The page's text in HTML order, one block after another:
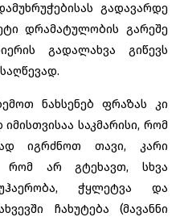
გადავარდე
დრამატულობის გარეშე
გადალახვა გიწევს
ნახსენებ ფრაზას კი
საკმარისი, რომ
იგრძნოთ თავი, კარი
რომ არ გტეხავთ, სხვა
ჭყლეტვა და
ჩახუტება (მავანნი